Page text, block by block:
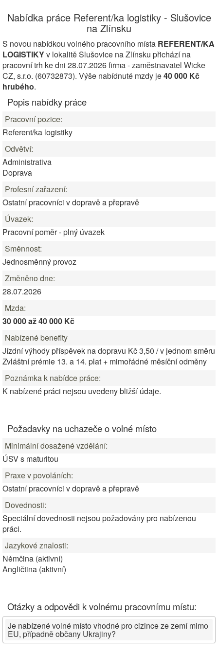
Nabídka práce Referent/ka logistiky - Slušovice
na Zlínsku
S novou nabídkou volného pracovního místa REFERENT/KA
LOGISTIKYv lokalitě Slušovice na Zlínsku přichází na
pracovní trh ke dni 28.07.2026 firma - zaměstnavatel Wicke
CZ, s.r.o. (60732873). Výše nabídnuté mzdy je40 000 Kč
hrubého.
Popis nabídky práce
Pracovní pozice:
Referent/ka logistiky
Odvětví:
Administrativa
Doprava
Profesní zařazení:
Ostatní pracovníci v dopravě a přepravě
Úvazek:
Pracovní poměr - plný úvazek
Směnnost:
Jednosměnný provoz
Změněno dne:
28.07.2026
Mzda:
30 000 až 40 000 Kč
Nabízené benefity
Jízdní výhody příspěvek na dopravu Kč 3,50 / v jednom směru
Zvláštní prémie 13. a 14. plat + mimořádné měsíční odměny
Poznámka k nabídce práce:
K nabízené práci nejsou uvedeny bližší údaje.
Požadavky na uchazeče o volné místo
Minimální dosažené vzdělání:
ÚSV s maturitou
Praxe v povoláních:
Ostatní pracovníci v dopravě a přepravě
Dovednosti:
Speciální dovednosti nejsou požadovány pro nabízenou
práci.
Jazykové znalosti:
Němčina (aktivní)
Angličtina (aktivní)
Otázky a odpovědi k volnému pracovnímu místu:
Je nabízené volné místo vhodné pro cizince ze zemí mimo
EU, případně občany Ukrajiny?